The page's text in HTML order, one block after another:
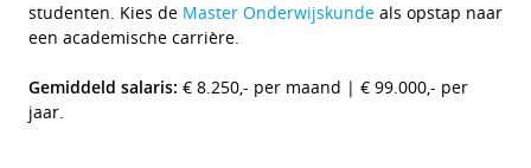
studenten. Kies de Master Onderwijskunde als opstap naar
een academische carrière.
Gemiddeld salaris: € 8.250,- per maand | € 99.000,- per
jaar.